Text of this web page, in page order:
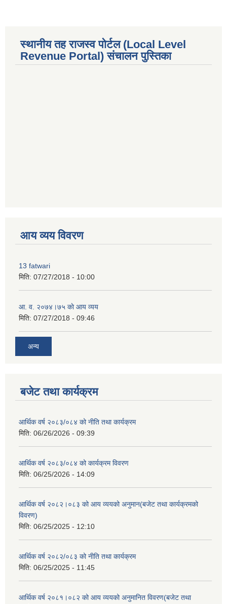
स्थानीय तह राजस्व पोर्टल (Local Level
Revenue Portal) संचालन पुस्तिका
आय व्यय विवरण
13 fatwari
मिति: 07/27/2018 - 10:00
आ‍. व. २०७४।७५ काे आय व्यय
मिति: 07/27/2018 - 09:46
अन्य
बजेट तथा कार्यक्रम
आर्थिक वर्ष २०८३/०८४ को नीति तथा कार्यक्रम
मिति: 06/26/2026 - 09:39
आर्थिक वर्ष २०८३/०८४ को कार्यक्रम विवरण
मिति: 06/25/2026 - 14:09
आर्थिक वर्ष २०८२।०८३ को आय व्ययको अनुमान(बजेट तथा कार्यक्रमको
विवरण)
मिति: 06/25/2025 - 12:10
आर्थिक वर्ष २०८२/०८३ को नीति तथा कार्यक्रम
मिति: 06/25/2025 - 11:45
आर्थिक वर्ष २०८१।०८२ को आय व्ययको अनुमानित विवरण(बजेट तथा